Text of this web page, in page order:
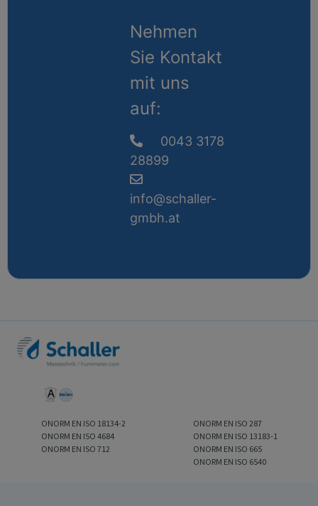
Nehmen
Sie Kontakt
mit uns
auf:
0043 3178
28899
info@schaller-
gmbh.at
ONORM EN ISO 18134-2
ONORM EN ISO 4684
ONORM EN ISO 712
ONORM EN ISO 287
ONORM EN ISO 13183-1
ONORM EN ISO 665
ONORM EN ISO 6540